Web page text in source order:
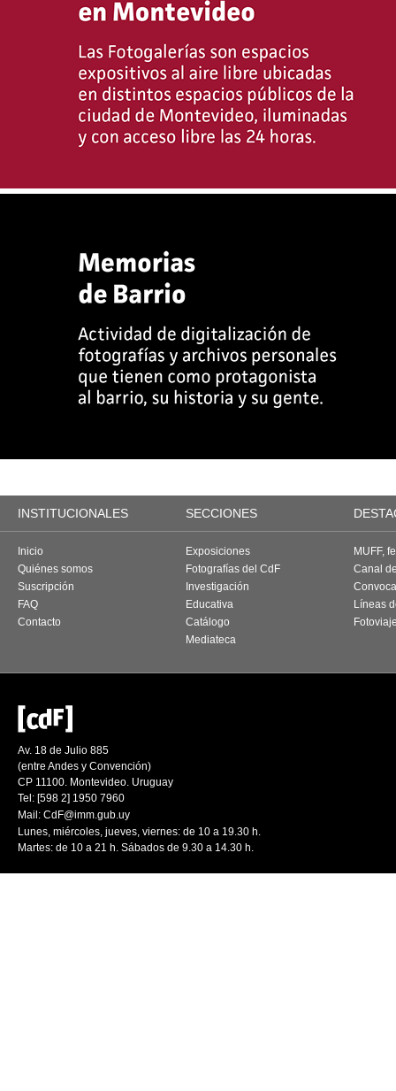
INSTITUCIONALES SECCIONES
Inicio
Quiénes somos
Suscripción
FAQ
Contacto
Exposiciones
Fotografías del CdF
Investigación
Educativa
Catálogo
Mediateca
MUFF,
Canal
Líneas
Av. 18 de Julio 885
(entre Andes y Convención)
CP 11100. Montevideo. Uruguay
Tel: [598 2] 1950 7960
Mail: CdF@imm.gub.uy
Lunes, miércoles, jueves, viernes: de 10 a 19.30 h.
Martes: de 10 a 21 h. Sábados de 9.30 a 14.30 h.